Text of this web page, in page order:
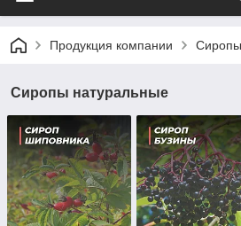
Продукция компании
Сиропы натуральные